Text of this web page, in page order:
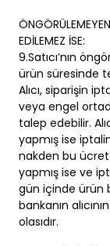
EDİLEMEZ İSE:
9.Satıcı’nın
ürün süresinde
Alıcı, siparişin
veya engel
talep edebilir.
yapmış ise
nakden bu ücret
yapmış ise ve
gün içinde ürün
bankanın
olasıdır.